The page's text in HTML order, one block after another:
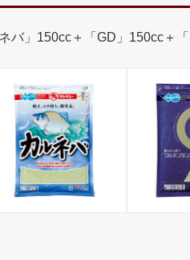
バ」150cc＋「GD」150cc＋